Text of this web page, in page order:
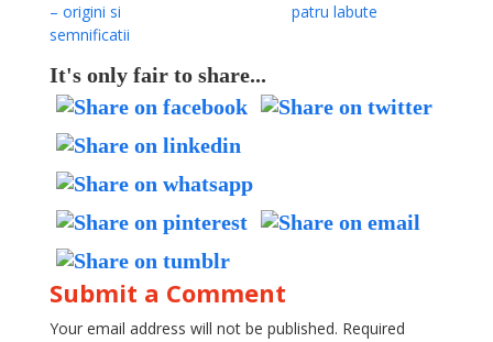
– origini si
semnificatii
patru labute
It's only fair to share...
Submit a Comment
Your email address will not be published. Required